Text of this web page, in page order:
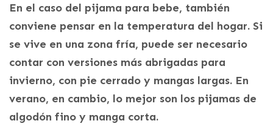
En el caso del pijama para bebe, también
conviene pensar en la temperatura del hogar. Si
se vive en una zona fría, puede ser necesario
contar con versiones más abrigadas para
invierno, con pie cerrado y mangas largas. En
verano, en cambio, lo mejor son los pijamas de
algodón fino y manga corta.